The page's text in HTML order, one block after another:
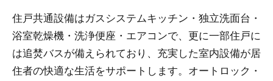
住戸共通設備はガスシステムキッチン・独立洗面台・
浴室乾燥機・洗浄便座・エアコンで、更に一部住戸に
は追焚バスが備えられており、充実した室内設備が居
住者の快適な生活をサポートします。オートロック・